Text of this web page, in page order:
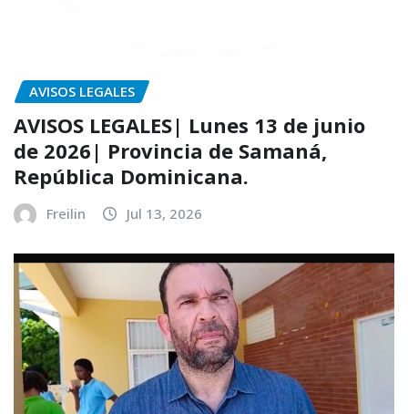
AVISOS LEGALES
AVISOS LEGALES| Lunes 13 de junio
de 2026| Provincia de Samaná,
República Dominicana.
Freilin Jul 13, 2026